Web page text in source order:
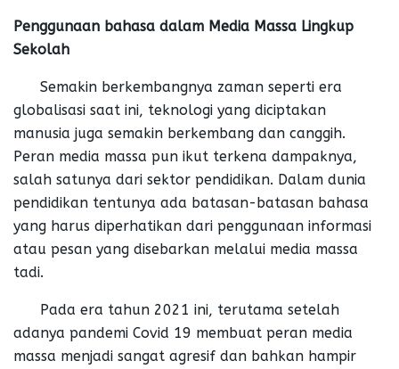
Penggunaan bahasa dalam Media Massa Lingkup
Sekolah
Semakin berkembangnya zaman seperti era
globalisasi saat ini, teknologi yang diciptakan
manusia juga semakin berkembang dan canggih.
Peran media massa pun ikut terkena dampaknya,
salah satunya dari sektor pendidikan. Dalam dunia
pendidikan tentunya ada batasan-batasan bahasa
yang harus diperhatikan dari penggunaan informasi
atau pesan yang disebarkan melalui media massa
tadi.
Pada era tahun 2021 ini, terutama setelah
adanya pandemi Covid 19 membuat peran media
massa menjadi sangat agresif dan bahkan hampir